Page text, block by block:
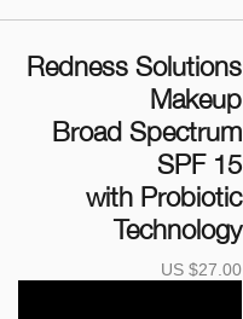
Redness Solutions
Makeup
Broad Spectrum
SPF 15
with Probiotic
Technology
US $27.00